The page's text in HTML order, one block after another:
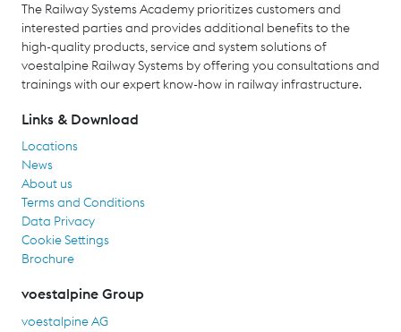
The Railway Systems Academy prioritizes customers and
interested parties and provides additional benefits to the
high-quality products, service and system solutions of
voestalpine Railway Systems by offering you consultations and
trainings with our expert know-how in railway infrastructure.
Links & Download
Locations
News
About us
Terms and Conditions
Data Privacy
Cookie Settings
Brochure
voestalpine Group
voestalpine AG